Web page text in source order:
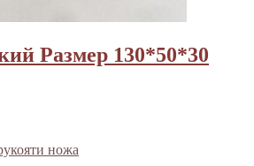
Размер 130*50*30
ножа